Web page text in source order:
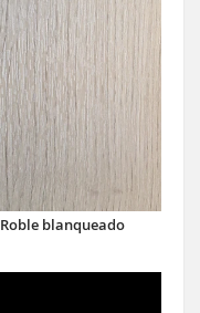
Roble blanqueado